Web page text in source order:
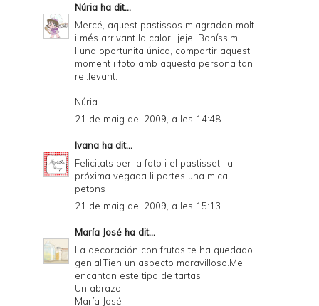
Núria ha dit...
Mercé, aquest pastissos m'agradan molt
i més arrivant la calor...jeje. Boníssim..
I una oportunita única, compartir aquest
moment i foto amb aquesta persona tan
rel.levant.
Núria
21 de maig del 2009, a les 14:48
Ivana ha dit...
Felicitats per la foto i el pastisset, la
próxima vegada li portes una mica!
petons
21 de maig del 2009, a les 15:13
María José ha dit...
La decoración con frutas te ha quedado
genial.Tien un aspecto maravilloso.Me
encantan este tipo de tartas.
Un abrazo,
María José